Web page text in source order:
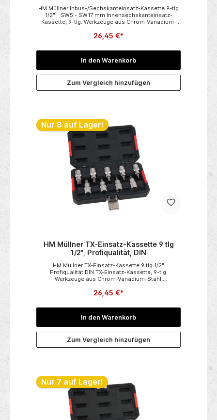
HM Müllner Inbus-/Sechskanteinsatz-Kassette 9-tlg
1/2"" SW5 - SW17 mm Innensechskanteinsatz-
Kassette, 9-tlg. Werkzeuge aus Chrom-Vanadium-
VierkantantriebSW5/SW6/SW7/SW8/SW9/SW10/SW1
26,45 €*
In den Warenkorb
Zum Vergleich hinzufügen
Nur 8 auf Lager!
HM Müllner TX-Einsatz-Kassette 9 tlg
1/2", Profiqualität, DIN
HM Müllner TX-Einsatz-Kassette 9 tlg 1/2"
Profiqualität DIN TX-Einsatz-Kassette, 9-tlg.
Werkzeuge aus Chrom-Vanadium-Stahl,
VierkantantriebTX20/TX25/TX27/TX30/TX40/TX45/TX
50/TX55/TX60
26,45 €*
In den Warenkorb
Zum Vergleich hinzufügen
Nur 7 auf Lager!